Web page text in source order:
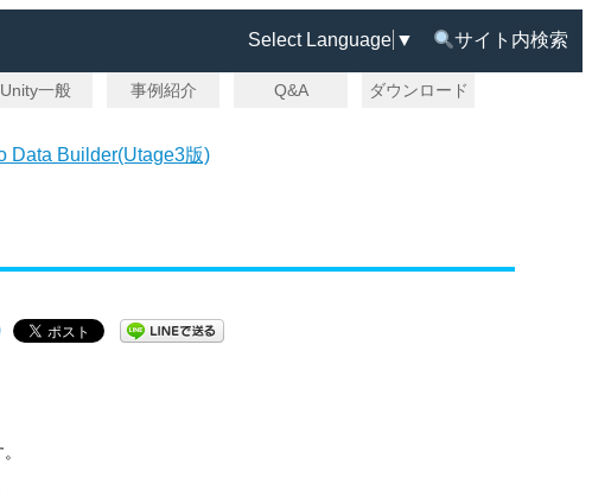
Select Language ▼ サイト内検索
Unity一般 事例紹介 Q&A ダウンロード
Data Builder(Utage3版)